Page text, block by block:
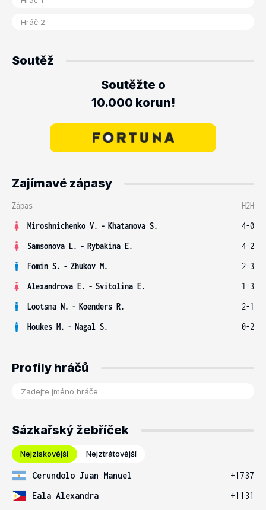
Soutěž
Soutěžte o
10.000 korun!
Zajímavé zápasy
Zápas
H2H
Miroshnichenko V. - Khatamova S.
4-0
Samsonova L. - Rybakina E.
4-2
Fomin S. - Zhukov M.
2-3
Alexandrova E. - Svitolina E.
1-3
Lootsma N. - Koenders R.
2-1
Houkes M. - Nagal S. 0-2
Profily hráčů
Sázkařský žebříček
Nejziskovější Nejztrátovější
Cerundolo Juan Manuel
+1737
Eala Alexandra
+1131